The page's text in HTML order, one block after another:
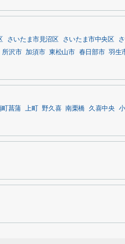
さいたま市見沼区 さいたま市中央区
所沢市 加須市 東松山市 春日部市 羽生
町菖蒲 上町 野久喜 南栗橋 久喜中央